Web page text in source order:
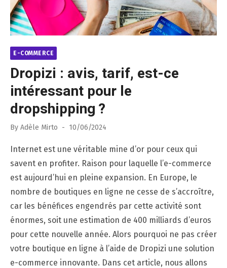
E-COMMERCE
Dropizi : avis, tarif, est-ce
intéressant pour le
dropshipping ?
By Adèle Mirto
Posted
10/06/2024
Internet est une véritable mine d’or pour ceux qui
savent en profiter. Raison pour laquelle l’e-commerce
est aujourd’hui en pleine expansion. En Europe, le
nombre de boutiques en ligne ne cesse de s’accroître,
car les bénéfices engendrés par cette activité sont
énormes, soit une estimation de 400 milliards d’euros
pour cette nouvelle année. Alors pourquoi ne pas créer
votre boutique en ligne à l’aide de Dropizi une solution
e-commerce innovante. Dans cet article, nous allons